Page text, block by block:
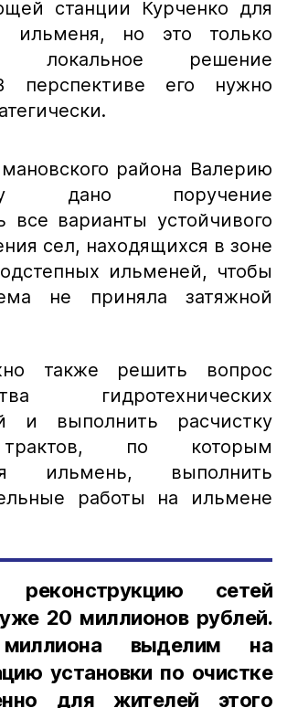
станции Курченко для
ильменя, но это только
локальное решение
перспективе его нужно
района Валерию
дано поручение
все варианты устойчивого
сел, находящихся в зоне
ильменей, чтобы
не приняла затяжной
также решить вопрос
гидротехнических
и выполнить расчистку
по которым
ильмень, выполнить
работы на ильмене
сетей
20 миллионов рублей.
выделим на
установки по очистке
для жителей этого